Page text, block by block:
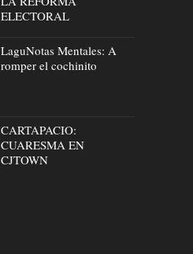
ELECTORAL
LaguNotas Mentales: A
romper el cochinito
CARTAPACIO:
CUARESMA EN
CJTOWN